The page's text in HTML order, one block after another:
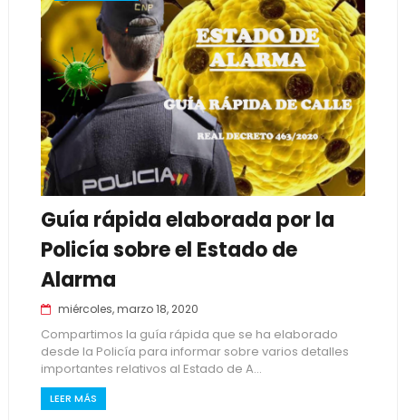
Guía rápida elaborada por la
Policía sobre el Estado de
Alarma
miércoles, marzo 18, 2020
Compartimos la guía rápida que se ha elaborado
desde la Policía para informar sobre varios detalles
importantes relativos al Estado de A...
LEER MÁS